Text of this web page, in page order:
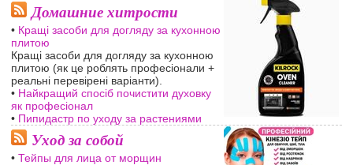
Домашние хитрости
• Кращі засоби для догляду за кухонною
плитою
Кращі засоби для догляду за кухонною
плитою (як це роблять професіонали +
реальні перевірені варіанти).
• Найкращий спосіб почистити духовку
як професіонал
• Пипидастр по уходу за растениями
Уход за собой
• Тейпы для лица от морщин